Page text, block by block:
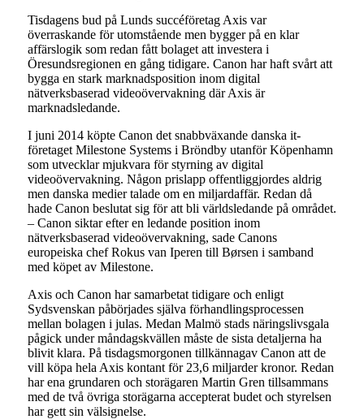
Tisdagens bud på Lunds succéföretag Axis var
överraskande för utomstående men bygger på en klar
affärslogik som redan fått bolaget att investera i
Öresundsregionen en gång tidigare. Canon har haft svårt att
bygga en stark marknadsposition inom digital
nätverksbaserad videoövervakning där Axis är
marknadsledande.
I juni 2014 köpte Canon det snabbväxande danska it-
företaget Milestone Systems i Bröndby utanför Köpenhamn
som utvecklar mjukvara för styrning av digital
videoövervakning. Någon prislapp offentliggjordes aldrig
men danska medier talade om en miljardaffär. Redan då
hade Canon beslutat sig för att bli världsledande på området.
– Canon siktar efter en ledande position inom
nätverksbaserad videoövervakning, sade Canons
europeiska chef Rokus van Iperen till Børsen i samband
med köpet av Milestone.
Axis och Canon har samarbetat tidigare och enligt
Sydsvenskan påbörjades själva förhandlingsprocessen
mellan bolagen i julas. Medan Malmö stads näringslivsgala
pågick under måndagskvällen måste de sista detaljerna ha
blivit klara. På tisdagsmorgonen tillkännagav Canon att de
vill köpa hela Axis kontant för 23,6 miljarder kronor. Redan
har ena grundaren och storägaren Martin Gren tillsammans
med de två övriga storägarna accepterat budet och styrelsen
har gett sin välsignelse.